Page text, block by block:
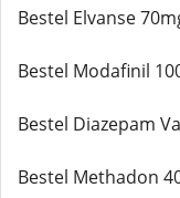
Bestel Elvanse
Bestel Modafinil
Bestel Diazepam
Bestel Methadon